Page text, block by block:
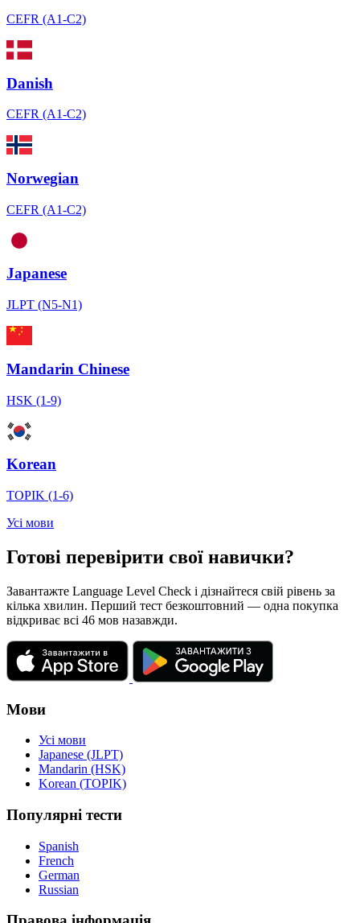
CEFR (A1-C2)
Danish
CEFR (A1-C2)
Norwegian
CEFR (A1-C2)
Japanese
JLPT (N5-N1)
Mandarin Chinese
HSK (1-9)
Korean
TOPIK (1-6)
Усі мови
Готові перевірити свої навички?
Завантажте Language Level Check і дізнайтеся свій рівень за
кілька хвилин. Перший тест безкоштовний — одна покупка
відкриває всі 46 мов назавжди.
Мови
Усі мови
Japanese (JLPT)
Mandarin (HSK)
Korean (TOPIK)
Популярні тести
Spanish
French
German
Russian